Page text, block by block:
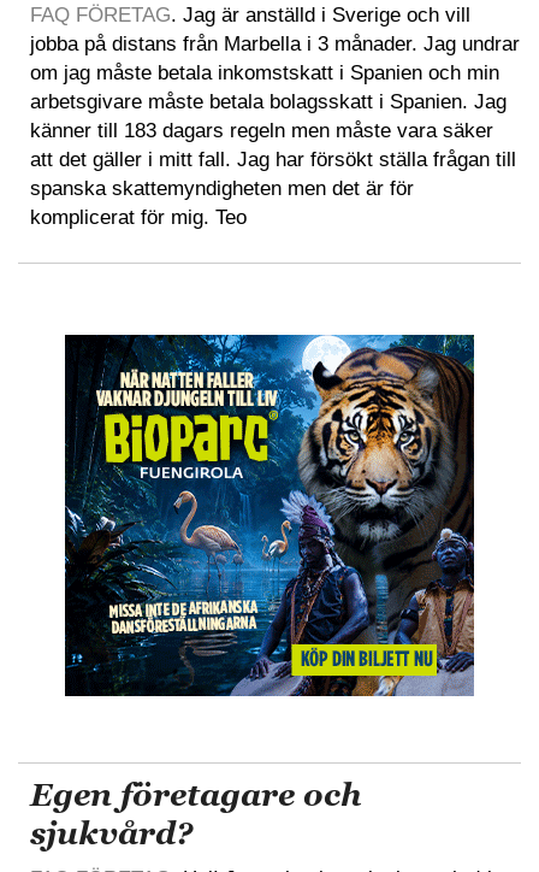
FAQ FÖRETAG. Jag är anställd i Sverige och vill
jobba på distans från Marbella i 3 månader. Jag undrar
om jag måste betala inkomstskatt i Spanien och min
arbetsgivare måste betala bolagsskatt i Spanien. Jag
känner till 183 dagars regeln men måste vara säker
att det gäller i mitt fall. Jag har försökt ställa frågan till
spanska skattemyndigheten men det är för
komplicerat för mig. Teo
Egen företagare och
sjukvård?